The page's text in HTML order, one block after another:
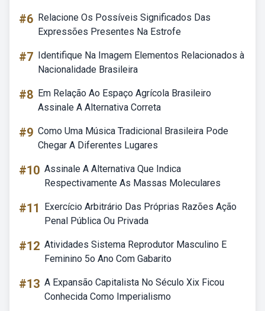
#6 Relacione Os Possíveis Significados Das
Expressões Presentes Na Estrofe
#7 Identifique Na Imagem Elementos Relacionados à
Nacionalidade Brasileira
#8 Em Relação Ao Espaço Agrícola Brasileiro
Assinale A Alternativa Correta
#9 Como Uma Música Tradicional Brasileira Pode
Chegar A Diferentes Lugares
#10 Assinale A Alternativa Que Indica
Respectivamente As Massas Moleculares
#11
Exercício Arbitrário Das Próprias Razões Ação
Penal Pública Ou Privada
#12 Atividades Sistema Reprodutor Masculino E
Feminino 5o Ano Com Gabarito
#13 A Expansão Capitalista No Século Xix Ficou
Conhecida Como Imperialismo